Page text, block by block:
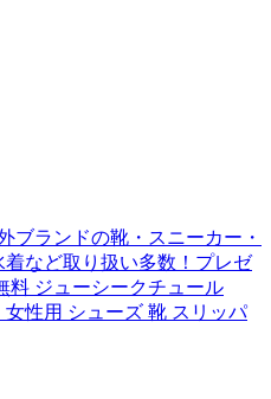
ブランドの靴・スニーカー・
など取り扱い多数！プレゼ
料 ジューシークチュール
女性用 シューズ 靴 スリッパ